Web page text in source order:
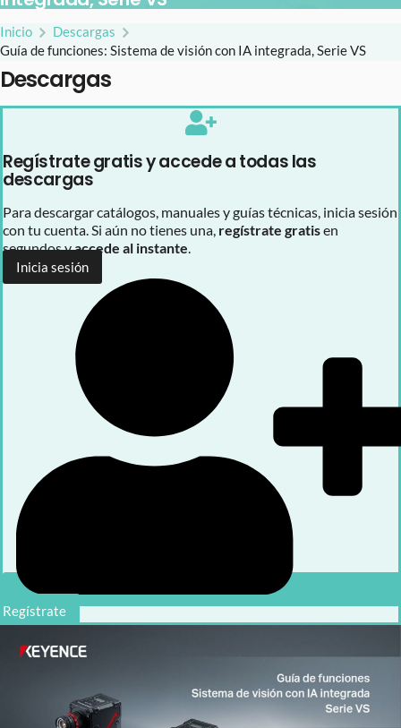
Inicio
Descargas
Guía de funciones: Sistema de visión con IA integrada, Serie VS
Descargas
Regístrate gratis y accede a todas las
descargas
Para descargar catálogos, manuales y guías técnicas, inicia sesión
con tu cuenta. Si aún no tienes una, regístrate gratisen
segundos yaccede al instante.
Inicia sesión
Regístrate